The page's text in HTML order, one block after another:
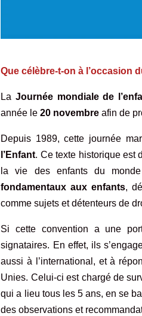
Que célèbre-t-on à l’occasion
La Journée mondiale de
année le20 novembre afin de
Depuis 1989, cette journée
l’Enfant. Ce texte historique est
la vie des enfants du
fondamentaux aux enfants,
comme sujets et détenteurs de
Si cette convention a une
signataires. En effet, ils
aussi à l’international, et à
Unies. Celui-ci est chargé de
qui a lieu tous les 5 ans, en se
des observations et